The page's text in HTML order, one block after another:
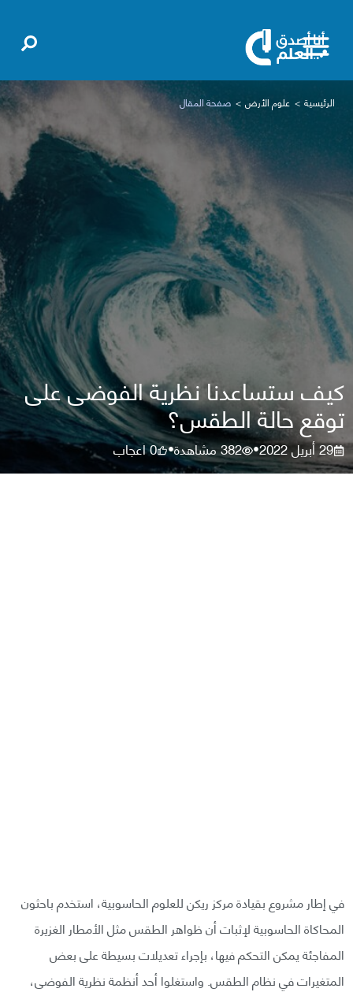
الرئيسية علوم الأرض صفحة المقال
كيف ستساعدنا نظرية الفوضى على
توقع حالة الطقس؟
29 أبريل 2022 •
382مشاهدة•
0اعجاب
في إطار مشروع بقيادة مركز ريكن للعلوم الحاسوبية، استخدم باحثون
المحاكاة الحاسوبية لإثبات أن ظواهر الطقس مثل الأمطار الغزيرة
المفاجئة يمكن التحكم فيها، بإجراء تعديلات بسيطة على بعض
المتغيرات في نظام الطقس. واستغلوا أحد أنظمة نظرية الفوضى،